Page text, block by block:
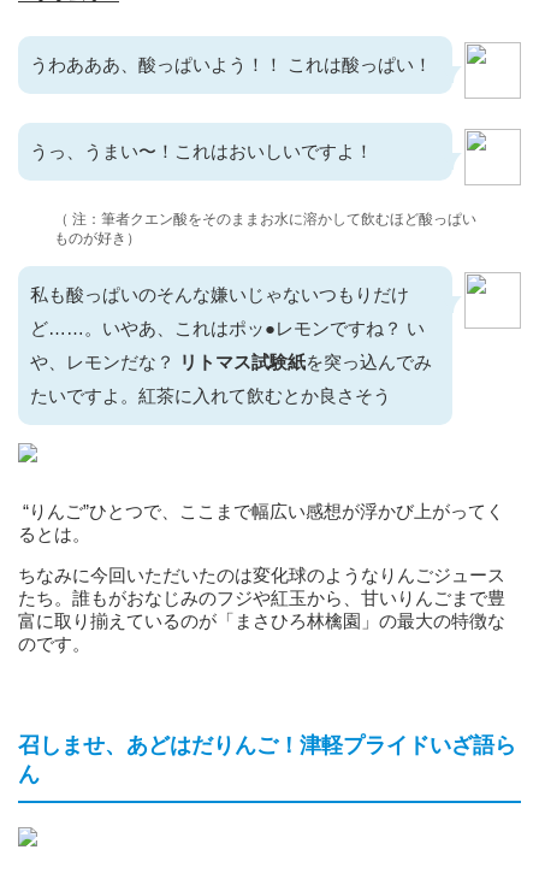
うわあああ、酸っぱいよう！！ これは酸っぱい！
うっ、うまい〜！これはおいしいですよ！
（ 注：筆者クエン酸をそのままお水に溶かして飲むほど酸っぱい
ものが好き）
私も酸っぱいのそんな嫌いじゃないつもりだけ
ど……。いやあ、これはポッ●レモンですね？ い
や、レモンだな？
リトマス試験紙を突っ込んでみ
たいですよ。紅茶に入れて飲むとか良さそう
“りんご”ひとつで、ここまで幅広い感想が浮かび上がってく
るとは。
ちなみに今回いただいたのは変化球のようなりんごジュース
たち。誰もがおなじみのフジや紅玉から、甘いりんごまで豊
富に取り揃えているのが「まさひろ林檎園」の最大の特徴な
のです。
召しませ、あどはだりんご！津軽プライドいざ語ら
ん